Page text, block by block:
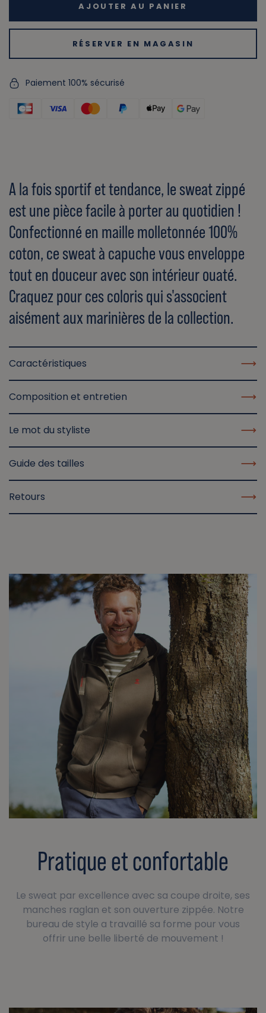
AJOUTER AU PANIER
RÉSERVER EN MAGASIN
Paiement 100% sécurisé
A la fois sportif et tendance, le sweat zippé
est une pièce facile à porter au quotidien !
Confectionné en maille molletonnée 100%
coton, ce sweat à capuche vous enveloppe
tout en douceur avec son intérieur ouaté.
Craquez pour ces coloris qui s'associent
aisément aux marinières de la collection.
Caractéristiques
Composition et entretien
Le mot du styliste
Guide des tailles
Retours
Pratique et confortable
Le sweat par excellence avec sa coupe droite, ses
manches raglan et son ouverture zippée. Notre
bureau de style a travaillé sa forme pour vous
offrir une belle liberté de mouvement !